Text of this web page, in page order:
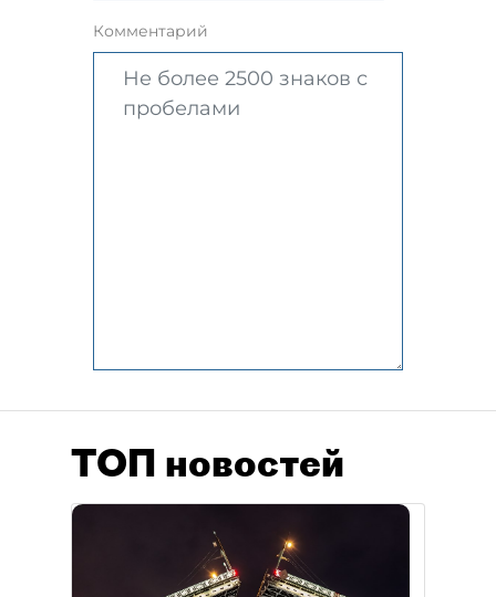
Комментарий
ТОП новостей